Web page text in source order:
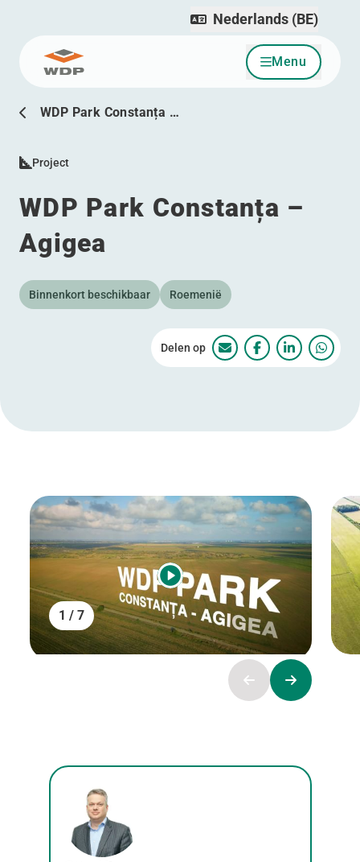
Ga naar inhoud Menu
Nederlands (BE)
WDP Park Constanța …
Project
WDP Park Constanța –
Agigea
Binnenkort beschikbaar Roemenië
Delen op WDP Park Constanța
WDP ParkWDP Park
WDP
1 / 7